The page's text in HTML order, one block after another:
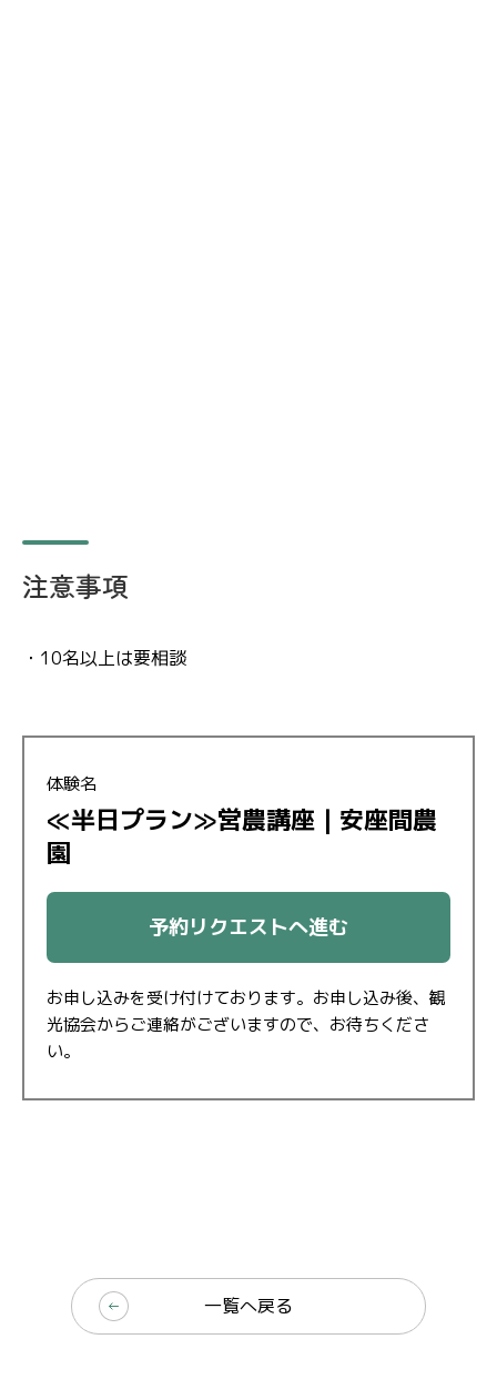
注意事項
・10名以上は要相談
体験名
≪半日プラン≫営農講座｜安座間農
園
予約リクエストへ進む
お申し込みを受け付けております。お申し込み後、観
光協会からご連絡がございますので、お待ちくださ
い。
一覧へ戻る